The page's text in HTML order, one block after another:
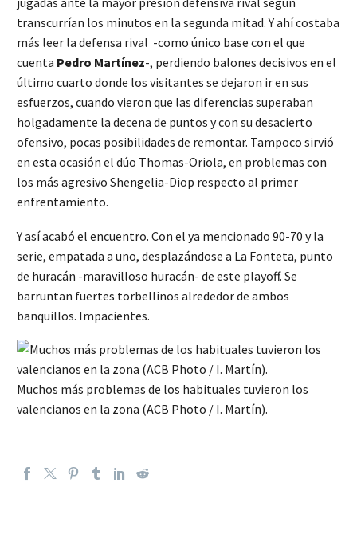
transcurrían los minutos en la segunda mitad. Y ahí costaba
más leer la defensa rival -como único base con el que
cuenta Pedro Martínez-, perdiendo balones decisivos en el
último cuarto donde los visitantes se dejaron ir en sus
esfuerzos, cuando vieron que las diferencias superaban
holgadamente la decena de puntos y con su desacierto
ofensivo, pocas posibilidades de remontar. Tampoco sirvió
en esta ocasión el dúo Thomas-Oriola, en problemas con
los más agresivo Shengelia-Diop respecto al primer
enfrentamiento.
Y así acabó el encuentro. Con el ya mencionado 90-70 y la
serie, empatada a uno, desplazándose a La Fonteta, punto
de huracán -maravilloso huracán- de este playoff. Se
barruntan fuertes torbellinos alrededor de ambos
banquillos. Impacientes.
Muchos más problemas de los habituales tuvieron los
valencianos en la zona (ACB Photo / I. Martín).